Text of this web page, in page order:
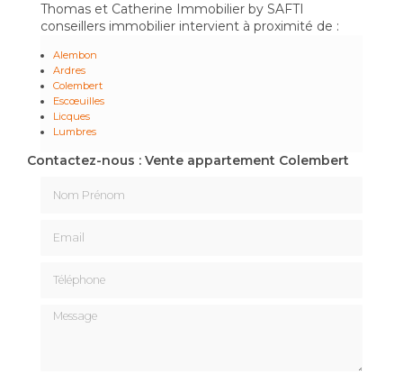
Thomas et Catherine Immobilier by SAFTI
conseillers immobilier intervient à proximité de :
Alembon
Ardres
Colembert
Escœuilles
Licques
Lumbres
Contactez-nous : Vente appartement Colembert
Message